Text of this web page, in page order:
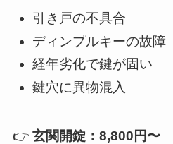
引き戸の不具合
ディンプルキーの故障
経年劣化で鍵が固い
鍵穴に異物混入
👉 玄関開錠：8,800円〜